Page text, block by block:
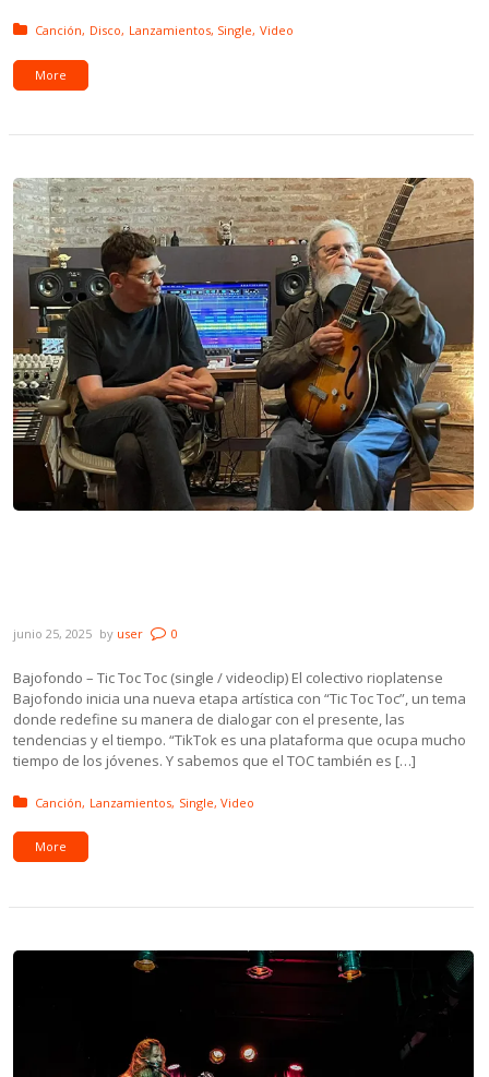
Posted in:
Canción Disco Lanzamientos Single Video
More
junio 25, 2025 by user 0
Bajofondo – Tic Toc Toc (single / videoclip) El colectivo rioplatense
Bajofondo inicia una nueva etapa artística con “Tic Toc Toc”, un tema
donde redefine su manera de dialogar con el presente, las
tendencias y el tiempo. “TikTok es una plataforma que ocupa mucho
tiempo de los jóvenes. Y sabemos que el TOC también es […]
Posted in:
Canción Lanzamientos Single Video
More